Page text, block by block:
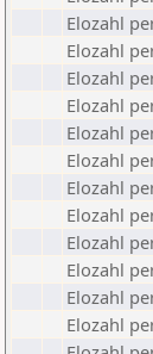
Elozahl
Elozahl
Elozahl
Elozahl
Elozahl
Elozahl
Elozahl
Elozahl
Elozahl
Elozahl
Elozahl
Elozahl